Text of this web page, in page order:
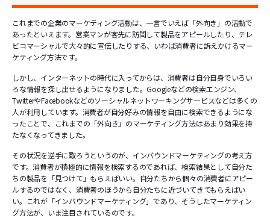
これまでの企業のマーケティング活動は、一言でいえば「外向き」の活動で
あったといえます。営業マンが客先に訪問して製品をアピールしたり、テレ
ビコマーシャルで大々的に宣伝したりする、いわば消費者に訴えかけるマー
ケティング方法です。
しかし、インターネットの時代に入ってからは、消費者は自分自身でいろい
ろな情報を探し出せるようになりました。Googleなどの検索エンジン、
TwitterやFacebookなどのソーシャルネットワーキングサービスなどは多くの
人が利用しています。消費者が自分好みの情報を自由に検索できるようにな
ったことで、これまでの「外向き」のマーケティング方法はあまり効果を持
たなくなってきました。
その状況を逆手に取ろうというのが、インバウンドマーケティングの考え方
です。消費者が積極的に情報を検索するのであれば、検索結果として自分た
ちの製品を「見つけて」もらえばいい。自分たちから個々の消費者にアピー
ルするのではなく、消費者のほうから自分たちに近づいてきてもらえばい
い。これが「インバウンドマーケティング」であり、そうしたマーケティン
グ方法が、いま注目されているのです。